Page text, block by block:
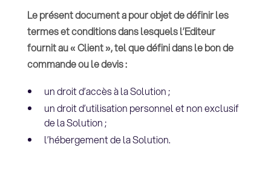
Le présent document a pour objet de définir les
termes et conditions dans lesquels l’Editeur
fournit au « Client », tel que défini dans le bon de
commande ou le devis :
un droit d’accès à la Solution ;
un droit d’utilisation personnel et non exclusif
de la Solution ;
l’hébergement de la Solution.